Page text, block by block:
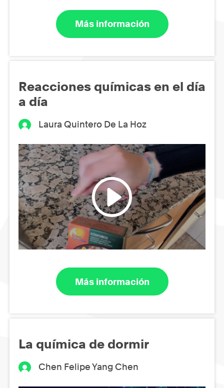
Más información
Reacciones químicas en el día
a día
Laura Quintero De La Hoz
Más información
La química de dormir
Chen Felipe Yang Chen